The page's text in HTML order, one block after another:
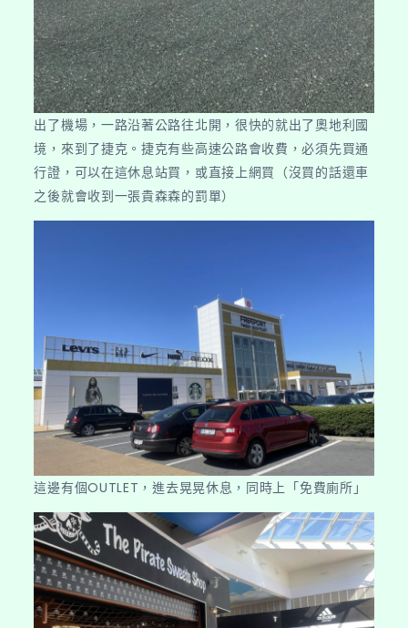
出了機場，一路沿著公路往北開，很快的就出了奧地利國
境，來到了捷克。捷克有些高速公路會收費，必須先買通
行證，可以在這休息站買，或直接上網買（沒買的話還車
之後就會收到一張貴森森的罰單）
這邊有個OUTLET，進去晃晃休息，同時上「免費廁所」